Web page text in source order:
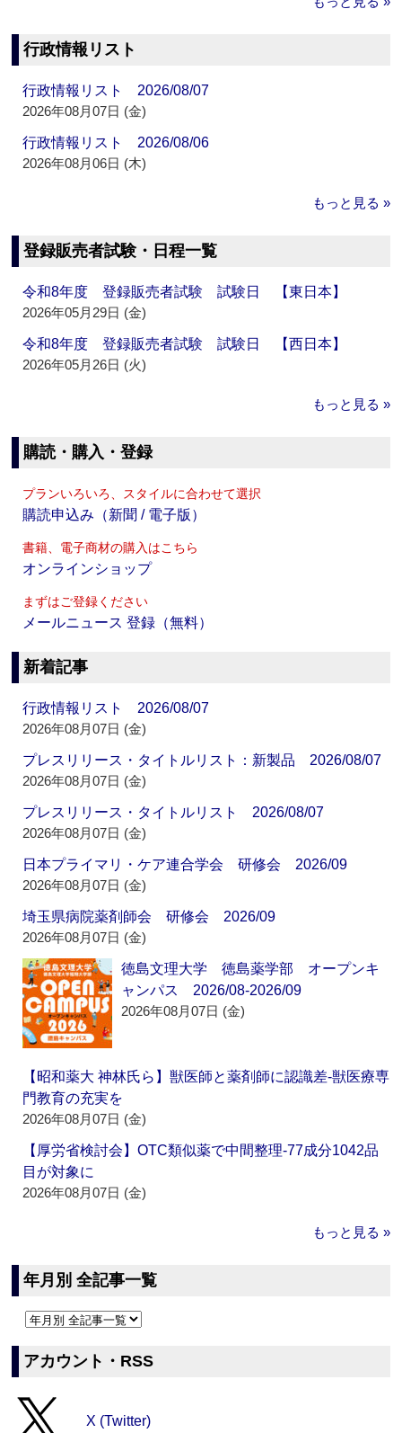
行政情報リスト
行政情報リスト 2026/08/07
2026年08月07日 (金)
行政情報リスト 2026/08/06
2026年08月06日 (木)
もっと見る »
登録販売者試験・日程一覧
令和8年度 登録販売者試験 試験日 【東日本】
2026年05月29日 (金)
令和8年度 登録販売者試験 試験日 【西日本】
2026年05月26日 (火)
もっと見る »
購読・購入・登録
プランいろいろ、スタイルに合わせて選択
購読申込み（新聞 / 電子版）
書籍、電子商材の購入はこちら
オンラインショップ
まずはご登録ください
メールニュース 登録（無料）
新着記事
行政情報リスト 2026/08/07
2026年08月07日 (金)
プレスリリース・タイトルリスト：新製品 2026/08/07
2026年08月07日 (金)
プレスリリース・タイトルリスト 2026/08/07
2026年08月07日 (金)
日本プライマリ・ケア連合学会 研修会 2026/09
2026年08月07日 (金)
埼玉県病院薬剤師会 研修会 2026/09
2026年08月07日 (金)
徳島文理大学 徳島薬学部 オープンキ
ャンパス 2026/08-2026/09
2026年08月07日 (金)
【昭和薬大 神林氏ら】獣医師と薬剤師に認識差‐獣医療専
門教育の充実を
2026年08月07日 (金)
【厚労省検討会】OTC類似薬で中間整理‐77成分1042品
目が対象に
2026年08月07日 (金)
もっと見る »
年月別 全記事一覧
アカウント・RSS
X (Twitter)